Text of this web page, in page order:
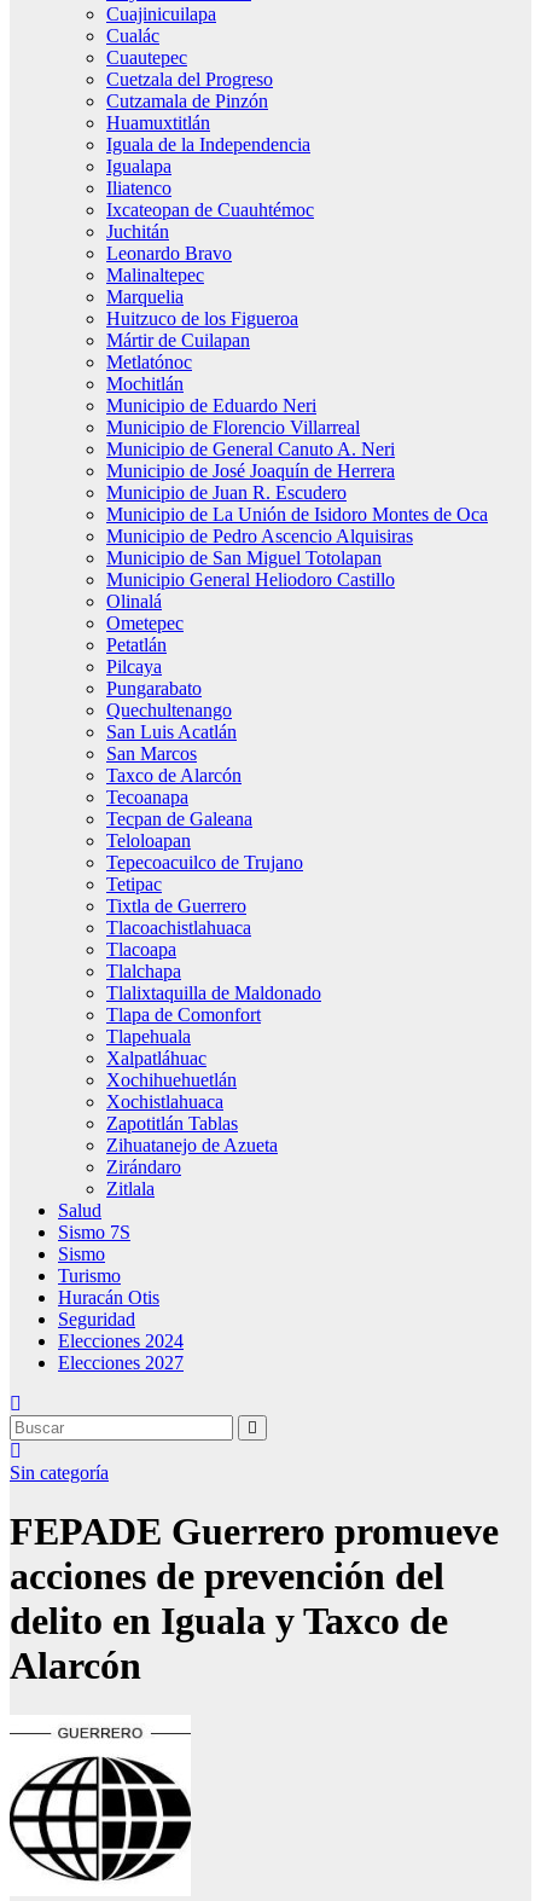
Cuajinicuilapa
Cualác
Cuautepec
Cuetzala del Progreso
Cutzamala de Pinzón
Huamuxtitlán
Iguala de la Independencia
Igualapa
Iliatenco
Ixcateopan de Cuauhtémoc
Juchitán
Leonardo Bravo
Malinaltepec
Marquelia
Huitzuco de los Figueroa
Mártir de Cuilapan
Metlatónoc
Mochitlán
Municipio de Eduardo Neri
Municipio de Florencio Villarreal
Municipio de General Canuto A. Neri
Municipio de José Joaquín de Herrera
Municipio de Juan R. Escudero
Municipio de La Unión de Isidoro Montes de Oca
Municipio de Pedro Ascencio Alquisiras
Municipio de San Miguel Totolapan
Municipio General Heliodoro Castillo
Olinalá
Ometepec
Petatlán
Pilcaya
Pungarabato
Quechultenango
San Luis Acatlán
San Marcos
Taxco de Alarcón
Tecoanapa
Tecpan de Galeana
Teloloapan
Tepecoacuilco de Trujano
Tetipac
Tixtla de Guerrero
Tlacoachistlahuaca
Tlacoapa
Tlalchapa
Tlalixtaquilla de Maldonado
Tlapa de Comonfort
Tlapehuala
Xalpatláhuac
Xochihuehuetlán
Xochistlahuaca
Zapotitlán Tablas
Zihuatanejo de Azueta
Zirándaro
Zitlala
Salud
Sismo 7S
Sismo
Turismo
Huracán Otis
Seguridad
Elecciones 2024
Elecciones 2027
Sin categoría
FEPADE Guerrero promueve
acciones de prevención del
delito en Iguala y Taxco de
Alarcón